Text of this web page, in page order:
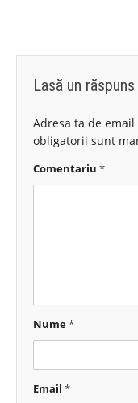
Lasă un răspuns
Adresa ta de
obligatorii sunt
Comentariu *
Nume*
Email *